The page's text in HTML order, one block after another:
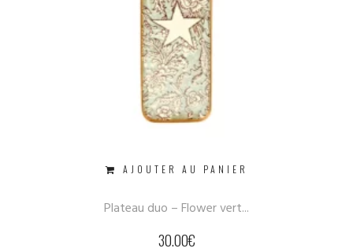
AJOUTER AU PANIER
Plateau duo – Flower vert...
30.00€